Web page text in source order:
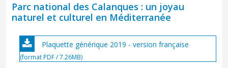
Parc national des Calanques : un joyau
naturel et culturel en Méditerranée
Plaquette générique 2019 - version française
(format PDF / 7.26MB)